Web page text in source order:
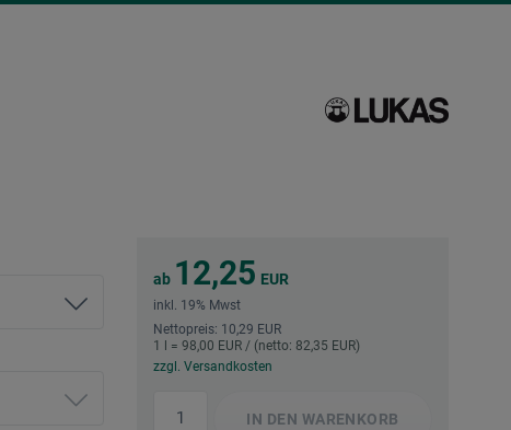
ab 12,25 EUR
inkl. 19% Mwst
Nettopreis: 10,29 EUR
1 l = 98,00 EUR / (netto: 82,35 EUR)
zzgl. Versandkosten
IN DEN WARENKORB